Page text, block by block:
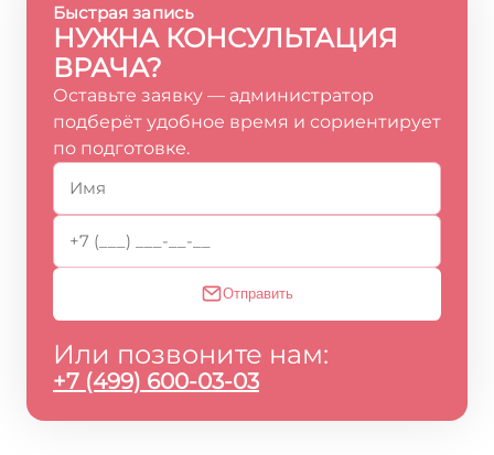
Быстрая запись
НУЖНА КОНСУЛЬТАЦИЯ
ВРАЧА?
Оставьте заявку — администратор
подберёт удобное время и сориентирует
по подготовке.
Отправить
Или позвоните нам:
+7 (499) 600-03-03